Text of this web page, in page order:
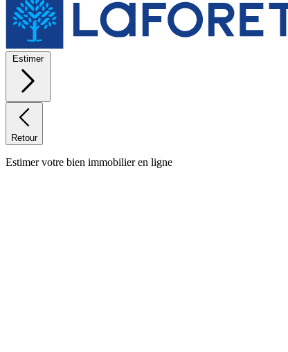
Estimer
Retour
Estimer votre bien immobilier en ligne